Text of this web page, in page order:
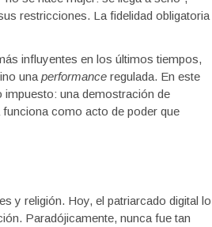
restricciones. La fidelidad obligatoria
influyentes en los últimos tiempos,
una performance regulada. En este
una demostración de
como acto de poder que
y religión. Hoy, el patriarcado digital lo
Paradójicamente, nunca fue tan